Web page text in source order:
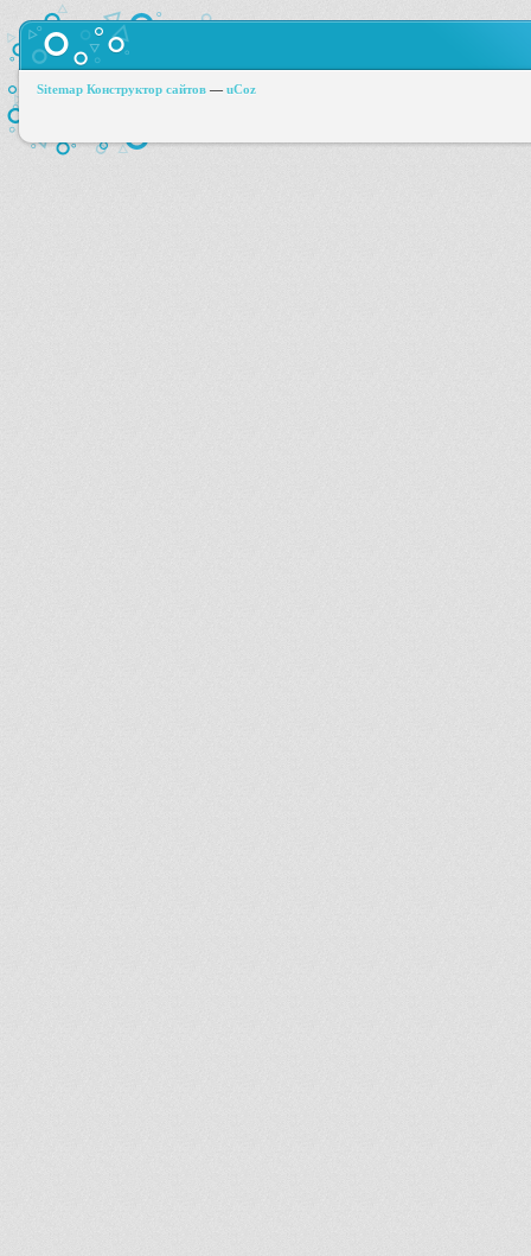
Sitemap Конструктор сайтов — uCoz